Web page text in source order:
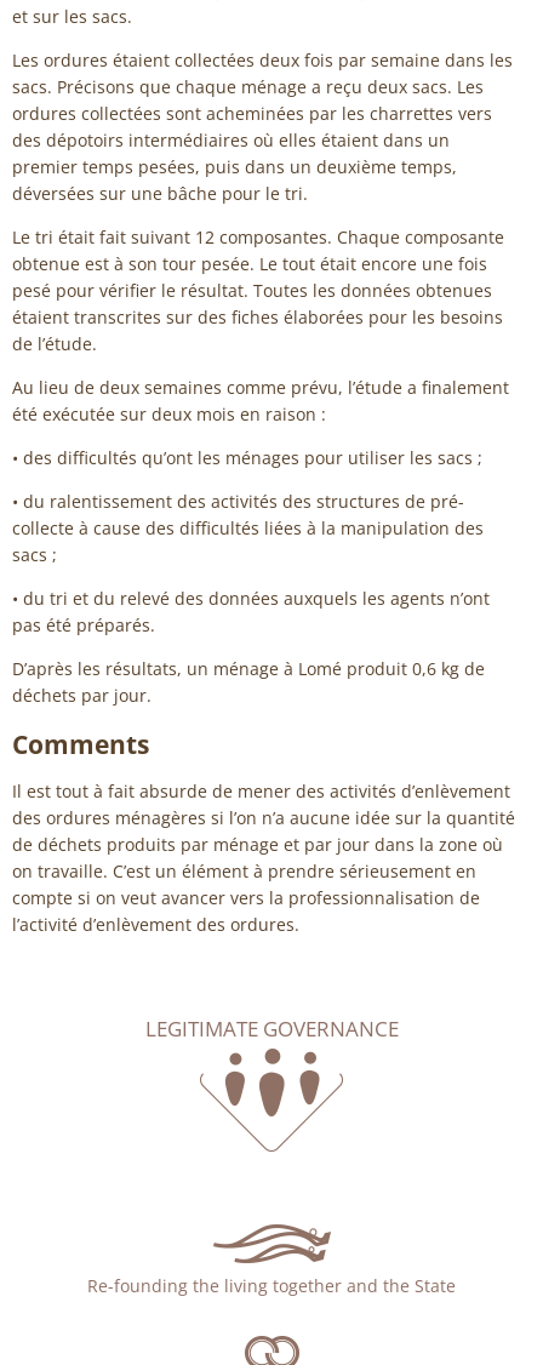
et sur les sacs.
Les ordures étaient collectées deux fois par semaine dans les
sacs. Précisons que chaque ménage a reçu deux sacs. Les
ordures collectées sont acheminées par les charrettes vers
des dépotoirs intermédiaires où elles étaient dans un
premier temps pesées, puis dans un deuxième temps,
déversées sur une bâche pour le tri.
Le tri était fait suivant 12 composantes. Chaque composante
obtenue est à son tour pesée. Le tout était encore une fois
pesé pour vérifier le résultat. Toutes les données obtenues
étaient transcrites sur des fiches élaborées pour les besoins
de l’étude.
Au lieu de deux semaines comme prévu, l’étude a finalement
été exécutée sur deux mois en raison :
• des difficultés qu’ont les ménages pour utiliser les sacs ;
• du ralentissement des activités des structures de pré-
collecte à cause des difficultés liées à la manipulation des
sacs ;
• du tri et du relevé des données auxquels les agents n’ont
pas été préparés.
D’après les résultats, un ménage à Lomé produit 0,6 kg de
déchets par jour.
Comments
Il est tout à fait absurde de mener des activités d’enlèvement
des ordures ménagères si l’on n’a aucune idée sur la quantité
de déchets produits par ménage et par jour dans la zone où
on travaille. C’est un élément à prendre sérieusement en
compte si on veut avancer vers la professionnalisation de
l’activité d’enlèvement des ordures.
LEGITIMATE GOVERNANCE
Re-founding the living together and the State